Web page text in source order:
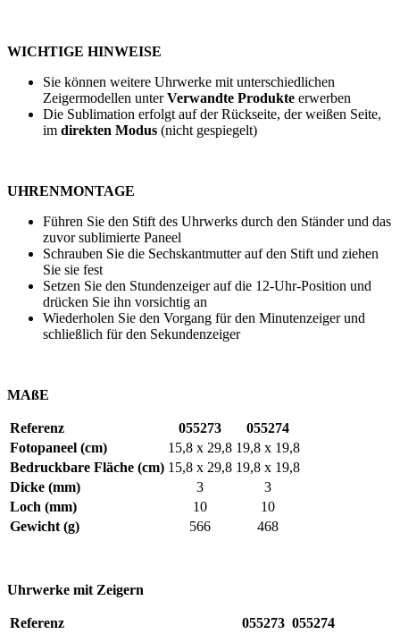
WICHTIGE HINWEISE
Sie können weitere Uhrwerke mit unterschiedlichen
Zeigermodellen unterVerwandte Produkte erwerben
Die Sublimation erfolgt auf der Rückseite, der weißen Seite,
im direkten Modus (nicht gespiegelt)
UHRENMONTAGE
Führen Sie den Stift des Uhrwerks durch den Ständer und das
zuvor sublimierte Paneel
Schrauben Sie die Sechskantmutter auf den Stift und ziehen
Sie sie fest
Setzen Sie den Stundenzeiger auf die 12-Uhr-Position und
drücken Sie ihn vorsichtig an
Wiederholen Sie den Vorgang für den Minutenzeiger und
schließlich für den Sekundenzeiger
MAßE
Referenz 055273
055274
Fotopaneel (cm)
15,8 x 29,8 19,8 x 19,8
Bedruckbare Fläche (cm) 15,8 x 29,8 19,8 x 19,8
Dicke (mm)
3
3
Loch (mm)
10
10
Gewicht (g)
566 468
Uhrwerke mit Zeigern
Referenz 055273 055274